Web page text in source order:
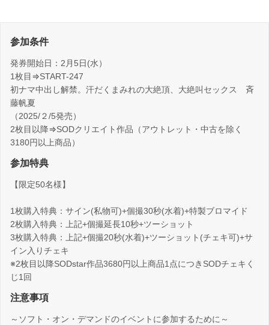
参加条件
発券開始日：2月5日(水）
1枚目⇒START-247
初ナマ中出し解禁。汗だくまみれの大絶頂、大絶叫セックス 斉
藤帆夏
（2025/２/5発売）
2枚目以降⇒SODクリエイト作品（アウトレット・中古を除く
3180円以上商品）
参加特典
【限定50名様】
1枚購入特典：サイン(私物可)+個撮30秒(水着)+特製ブロマイド
2枚購入特典：上記+個撮延長10秒+ツーショット
3枚購入特典：上記+個撮20秒(水着)+ツーショット(チェキ可)+サ
イン入りチェキ
※2枚目以降SODstar作品3680円以上商品1点につきSODチェキく
じ1回
注意事項
～ソフト・オン・デマンドのイベントに参加するために～